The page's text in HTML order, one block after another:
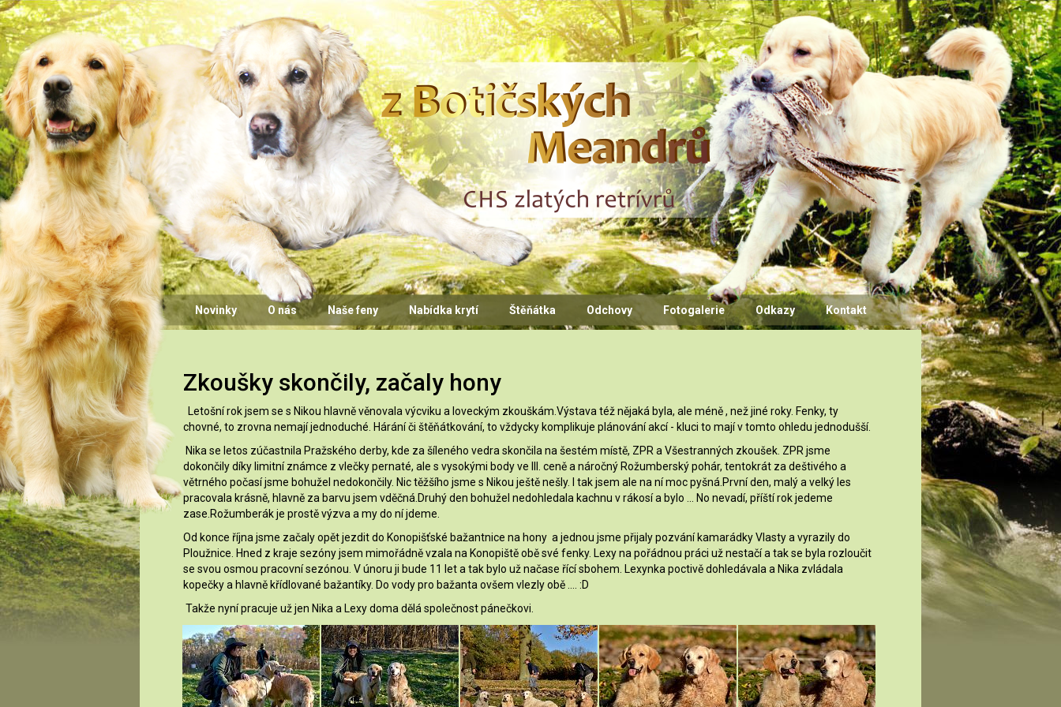
CHS z Botičských Meandrů
Novinky O nás Naše feny Nabídka krytí Štěňátka Odchovy Fotogalerie Odkazy Kontakt
Zkoušky skončily, začaly hony
Letošní rok jsem se s Nikou hlavně věnovala výcviku a loveckým zkouškám.Výstava též nějaká byla, ale méně , než jiné roky. Fenky, ty
chovné, to zrovna nemají jednoduché. Hárání či štěňátkování, to vždycky komplikuje plánování akcí - kluci to mají v tomto ohledu jednodušší.
Nika se letos zúčastnila Pražského derby, kde za šíleného vedra skončila na šestém místě, ZPR a Všestranných zkoušek. ZPR jsme
dokončily díky limitní známce z vlečky pernaté, ale s vysokými body ve III. ceně a náročný Rožumberský pohár, tentokrát za deštivého a
větrného počasí jsme bohužel nedokončily. Nic těžšího jsme s Nikou ještě nešly. I tak jsem ale na ní moc pyšná.První den, malý a velký les
pracovala krásně, hlavně za barvu jsem vděčná.Druhý den bohužel nedohledala kachnu v rákosí a bylo ... No nevadí, příští rok jedeme
zase.Rožumberák je prostě výzva a my do ní jdeme.
Od konce října jsme začaly opět jezdit do Konopišťské bažantnice na hony a jednou jsme přijaly pozvání kamarádky Vlasty a vyrazily do
Ploužnice. Hned z kraje sezóny jsem mimořádně vzala na Konopiště obě své fenky. Lexy na pořádnou práci už nestačí a tak se byla rozloučit
se svou osmou pracovní sezónou. V únoru ji bude 11 let a tak bylo už načase řící sbohem. Lexynka poctivě dohledávala a Nika zvládala
kopečky a hlavně křídlované bažantíky. Do vody pro bažanta ovšem vlezly obě .... :D
Takže nyní pracuje už jen Nika a Lexy doma dělá společnost pánečkovi.